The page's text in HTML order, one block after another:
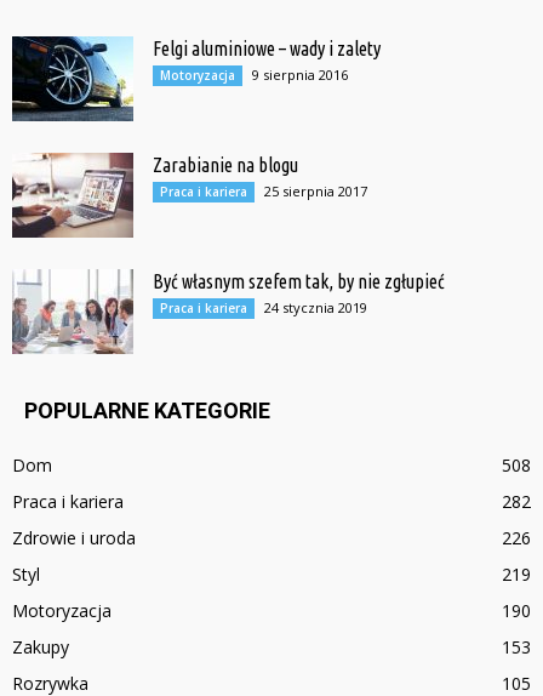
Felgi aluminiowe – wady i zalety
Motoryzacja 9 sierpnia 2016
Zarabianie na blogu
Praca i kariera 25 sierpnia 2017
Być własnym szefem tak, by nie zgłupieć
Praca i kariera 24 stycznia 2019
POPULARNE KATEGORIE
Dom
508
Praca i kariera
282
Zdrowie i uroda
226
Styl
219
Motoryzacja
190
Zakupy
153
Rozrywka
105